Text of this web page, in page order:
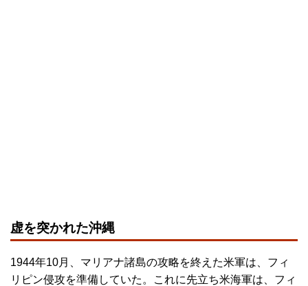
虚を突かれた沖縄
1944年10月、マリアナ諸島の攻略を終えた米軍は、フィ
リピン侵攻を準備していた。これに先立ち米海軍は、フィ